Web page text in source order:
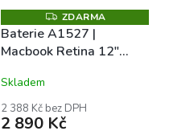
Z
D
A
R
ZDARMA
Baterie A1527 |
Macbook Retina 12"
Skladem
2 388 Kč bez DPH
2 890 Kč